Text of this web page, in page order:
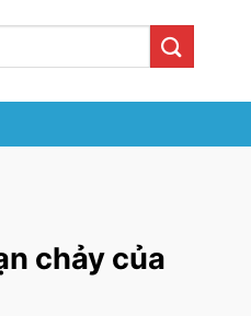
chảy của